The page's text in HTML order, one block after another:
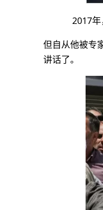
2017年
但自从他被专
讲话了。